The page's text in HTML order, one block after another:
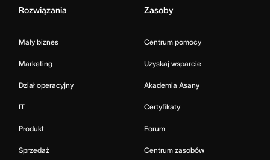
Rozwiązania
Mały biznes
Marketing
Dział operacyjny
IT
Produkt
Sprzedaż
Zasoby
Centrum pomocy
Uzyskaj wsparcie
Akademia Asany
Certyfikaty
Forum
Centrum zasobów